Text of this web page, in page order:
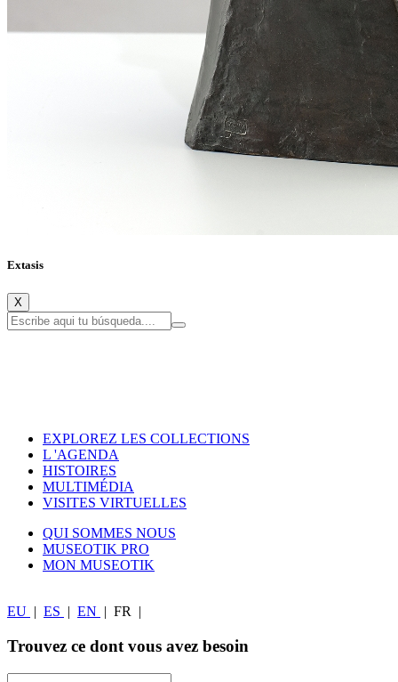
Extasis
X
EXPLOREZ LES COLLECTIONS
L 'AGENDA
HISTOIRES
MULTIMÉDIA
VISITES VIRTUELLES
QUI SOMMES NOUS
MUSEOTIK PRO
MON MUSEOTIK
EU | ES | EN | FR |
Trouvez ce dont vous avez besoin